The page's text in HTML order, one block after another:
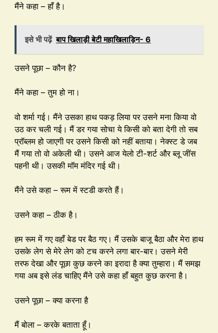
मैंने कहा – हाँ है।
इसे भी पढ़ें बाप खिलाड़ी बेटी महाखिलाड़िन- 6
उसने पूछा – कौन है?
मैंने कहा – तुम हो ना।
वो शर्मा गई। मैंने उसका हाथ पकड़ लिया पर उसने मना किया वो
उठ कर चली गई। मैं डर गया सोचा ये किसी को बता देगी तो सब
प्रॉब्लम हो जाएगी पर उसने किसी को नहीं बताया। नेक्स्ट डे जब
मैं गया तो वो अकेली थी। उसने आज येलो टी-शर्ट और ब्लू जींस
पहनी थी। उसकी मॉम मंदिर गई थी।
मैंने उसे कहा – रूम में स्टडी करते हैं।
उसने कहा – ठीक है।
हम रूम में गए वहाँ बेड पर बैठ गए। मैं उसके बाजू बैठा और मेरा हाथ
उसके लेग से मेरे लेग को टच करने लगा बार-बार। उसने मेरी
तरफ देखा और पूछा कुछ करने का इरादा है क्या तुम्हारा। मैं समझ
गया अब इसे लंड चाहिए मैंने उसे कहा हाँ बहुत कुछ करना है।
उसने पूछा – क्या करना है
मैं बोला – करके बताता हूँ।